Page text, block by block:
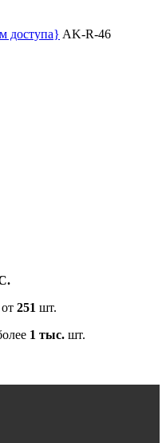
доступа} AK-R-46
от 251 шт.
1 тыс. шт.